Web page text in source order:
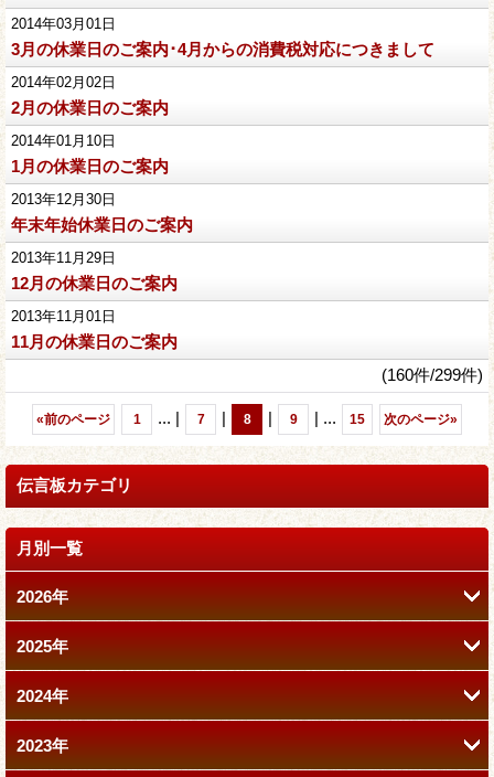
2014年03月01日
3月の休業日のご案内･4月からの消費税対応につきまして
2014年02月02日
2月の休業日のご案内
2014年01月10日
1月の休業日のご案内
2013年12月30日
年末年始休業日のご案内
2013年11月29日
12月の休業日のご案内
2013年11月01日
11月の休業日のご案内
(160件/299件)
«前のページ 1 ... | 7 | 8 | 9 | ... 15 次のページ»
伝言板カテゴリ
月別一覧
2026年
7月 (1)
6月 (3)
4月 (2)
2025年
12月 (2)
11月 (1)
2024年
11月 (2)
2023年